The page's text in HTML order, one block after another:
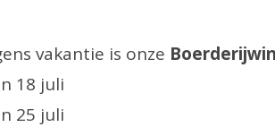
vakantie is onze
18 juli
25 juli